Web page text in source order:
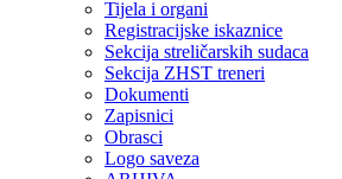
Tijela i organi
Registracijske iskaznice
Sekcija streličarskih sudaca
Sekcija ZHST treneri
Dokumenti
Zapisnici
Obrasci
Logo saveza